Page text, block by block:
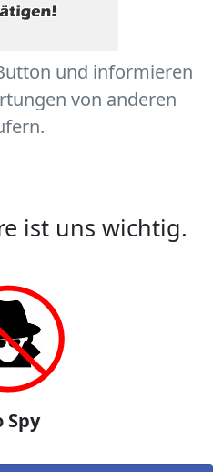
und informieren
von anderen
ist uns wichtig.
Spy